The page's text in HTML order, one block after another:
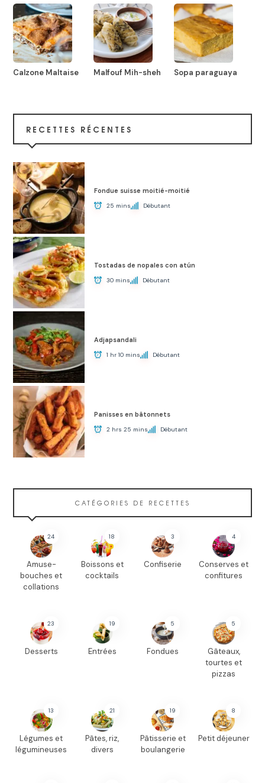
Calzone Maltaise Malfouf Mih-sheh Sopa paraguaya
RECETTES RÉCENTES
Fondue suisse moitié-moitié
25 mins Débutant
Tostadas de nopales con atún
30 mins Débutant
Adjapsandali
1 hr 10 mins Débutant
Panisses en bâtonnets
2 hrs 25 mins Débutant
CATÉGORIES DE RECETTES
24
Amuse-
bouches et
collations
18
Boissons et
cocktails
3
Confiserie
4
Conserves et
confitures
23
Desserts
19
Entrées
5
Fondues
5
Gâteaux,
tourtes et
pizzas
13
Légumes et
légumineuses
21
Pâtes, riz,
divers
19
Pâtisserie et
boulangerie
8
Petit déjeuner